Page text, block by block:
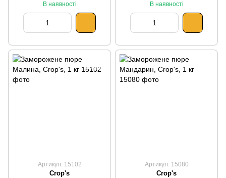
В наявності В наявності
Артикул: 15102
Crop's
Артикул: 15080
Crop's